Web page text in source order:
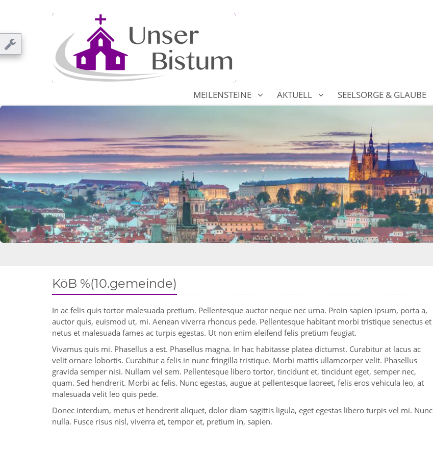
MEILENSTEINE AKTUELL SEELSORGE & GLAUBE
KöB %(10.gemeinde)
In ac felis quis tortor malesuada pretium. Pellentesque auctor neque nec urna. Proin sapien ipsum, porta a,
auctor quis, euismod ut, mi. Aenean viverra rhoncus pede. Pellentesque habitant morbi tristique senectus et
netus et malesuada fames ac turpis egestas. Ut non enim eleifend felis pretium feugiat.
Vivamus quis mi. Phasellus a est. Phasellus magna. In hac habitasse platea dictumst. Curabitur at lacus ac
velit ornare lobortis. Curabitur a felis in nunc fringilla tristique. Morbi mattis ullamcorper velit. Phasellus
gravida semper nisi. Nullam vel sem. Pellentesque libero tortor, tincidunt et, tincidunt eget, semper nec,
quam. Sed hendrerit. Morbi ac felis. Nunc egestas, augue at pellentesque laoreet, felis eros vehicula leo, at
malesuada velit leo quis pede.
Donec interdum, metus et hendrerit aliquet, dolor diam sagittis ligula, eget egestas libero turpis vel mi. Nunc
nulla. Fusce risus nisl, viverra et, tempor et, pretium in, sapien.